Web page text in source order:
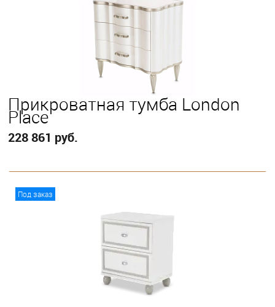
Прикроватная тумба London
Place
228 861 руб.
Под заказ